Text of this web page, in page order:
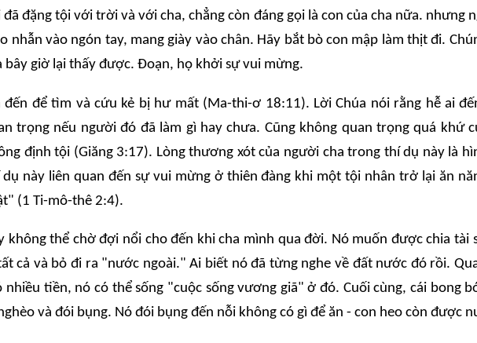
đặng tội với trời và với cha, chẳng còn đáng gọi là con của cha nữa. nhưng
nhẫn vào ngón tay, mang giày vào chân. Hãy bắt bò con mập làm thịt đi.
bây giờ lại thấy được. Đoạn, họ khởi sự vui mừng.
đến để tìm và cứu kẻ bị hư mất (Ma-thi-ơ 18:11). Lời Chúa nói rằng hễ ai
trọng nếu người đó đã làm gì hay chưa. Cũng không quan trọng quá khứ
định tội (Giăng 3:17). Lòng thương xót của người cha trong thí dụ này là
dụ này liên quan đến sự vui mừng ở thiên đàng khi một tội nhân trở lại ăn
(1 Ti-mô-thê 2:4).
thể chờ đợi nổi cho đến khi cha mình qua đời. Nó muốn được chia tài
cả và bỏ đi ra "nước ngoài." Ai biết nó đã từng nghe về đất nước đó rồi.
nhiều tiền, nó có thể sống "cuộc sống vương giã" ở đó. Cuối cùng, cái bong
và đói bụng. Nó đói bụng đến nỗi không có gì để ăn - con heo còn được